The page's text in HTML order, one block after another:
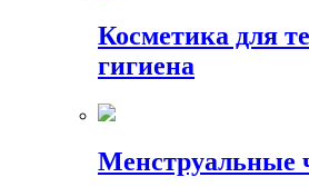
Косметика для
гигиена
Менструальные